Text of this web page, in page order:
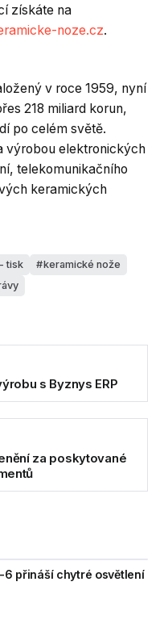
získáte na
noze.cz.
v roce 1959, nyní
218 miliard korun,
po celém světě.
výrobou elektronických
telekomunikačního
keramických
tisk
keramické nože
s Byznys ERP
za poskytované
6 přináší chytré osvětlení